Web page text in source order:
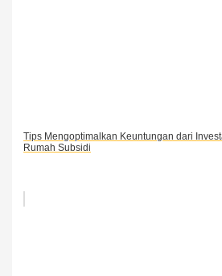
Tips Mengoptimalkan Keuntungan dari
Rumah Subsidi